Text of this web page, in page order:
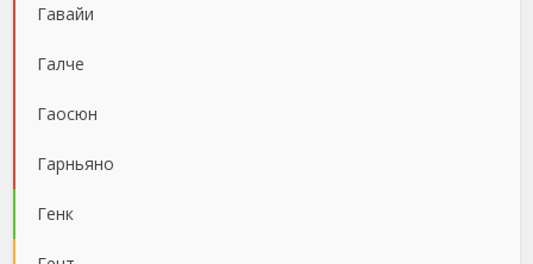
Гавайи
Галче
Гаосюн
Гарньяно
Генк